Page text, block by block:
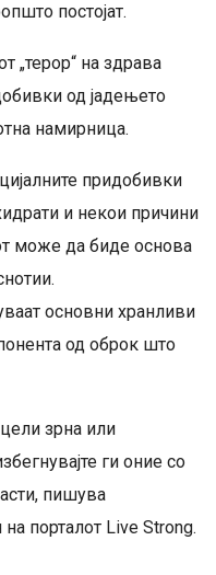
постојат.
„терор“ на здрава
од јадењето
намирница.
придобивки
и некои причини
може да биде основа
основни хранливи
од оброк што
зрна или
ги оние со
пишува
порталот Live Strong.